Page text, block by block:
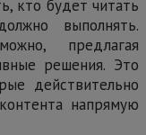
кто будет читать
выполнять.
предлагая
решения. Это
действительно
напрямую